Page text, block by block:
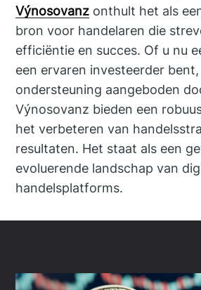
Výnosovanz onthult het als
bron voor handelaren die
efficiëntie en succes. Of u nu
een ervaren investeerder
ondersteuning aangeboden
Výnosovanz bieden een
het verbeteren van
resultaten. Het staat als een
evoluerende landschap van
handelsplatforms.